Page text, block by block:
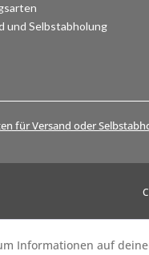
und Selbstabholung
für Versand oder
Informationen auf